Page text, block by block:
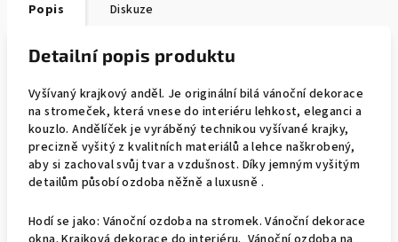
Popis Diskuze
Detailní popis produktu
Vyšívaný krajkový anděl. Je originální bilá vánoční dekorace
na stromeček, která vnese do interiéru lehkost, eleganci a
kouzlo. Andělíček je vyráběný technikou vyšívané krajky,
precizně vyšitý z kvalitních materiálů a lehce naškrobený,
aby si zachoval svůj tvar a vzdušnost. Díky jemným vyšitým
detailům působí ozdoba něžně a luxusně .
Hodí se jako: Vánoční ozdoba na stromek. Vánoční dekorace